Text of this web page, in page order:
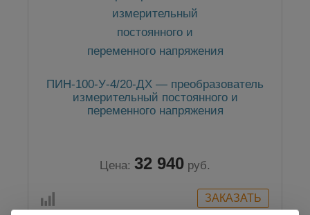
ПИН-100-У-4/20-ДХ — преобразователь
измерительный постоянного и
переменного напряжения
Цена: 32 940 руб.